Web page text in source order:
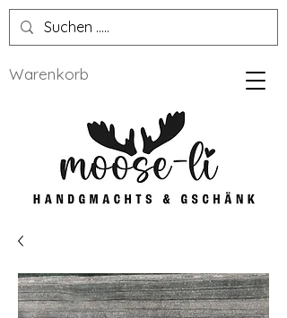
Warenkorb